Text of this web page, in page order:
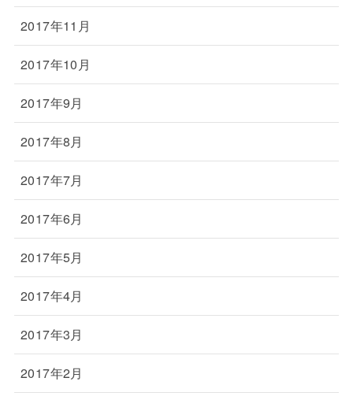
2017年11月
2017年10月
2017年9月
2017年8月
2017年7月
2017年6月
2017年5月
2017年4月
2017年3月
2017年2月